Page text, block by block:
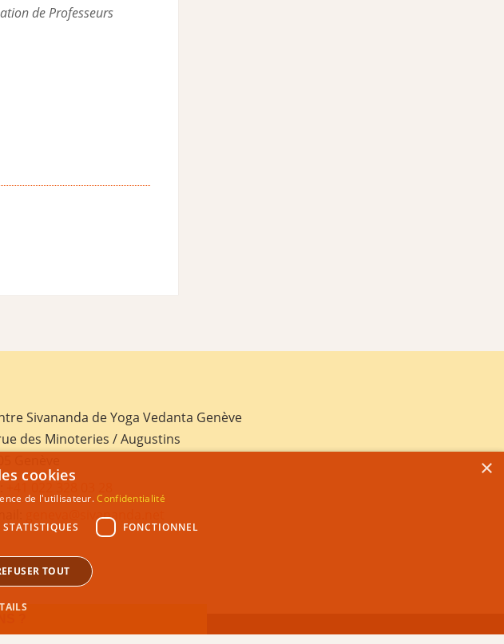
de Professeurs
Sivananda de Yoga Vedanta Genève
des Minoteries / Augustins
geneva@sivananda.net
×
cookies
de l'utilisateur.Confidentialité
STATISTIQUES FONCTIONNEL
TOUT